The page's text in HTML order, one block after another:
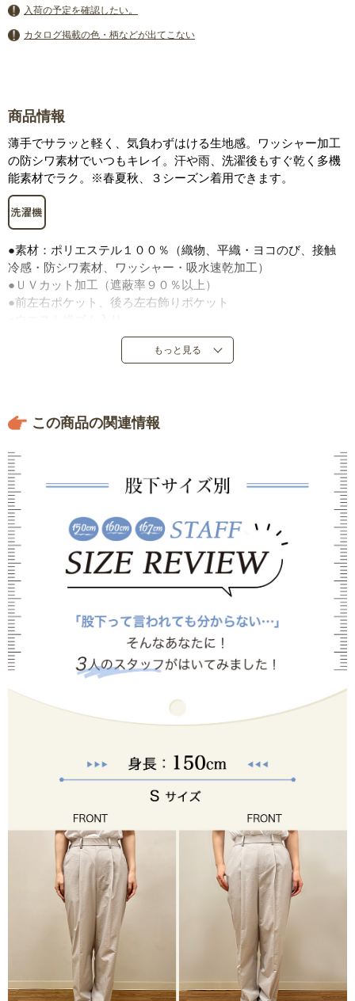
入荷の予定を確認したい。
カタログ掲載の色・柄などが出てこない
商品情報
薄手でサラッと軽く、気負わずはける生地感。ワッシャー加工
の防シワ素材でいつもキレイ。汗や雨、洗濯後もすぐ乾く多機
能素材でラク。※春夏秋、３シーズン着用できます。
●素材：ポリエステル１００％（織物、平織・ヨコのび、接触
冷感・防シワ素材、ワッシャー・吸水速乾加工）
●ＵＶカット加工（遮蔽率９０％以上）
●前左右ポケット、後ろ左右飾りポケット
※共通素材を使用しておりますが、上下でご着用される場合
もっと見る
この商品の関連情報